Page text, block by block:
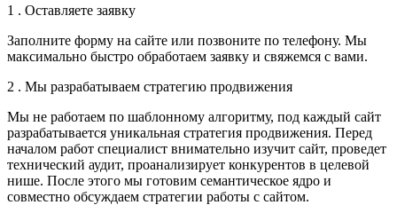
1 . Оставляете заявку
Заполните форму на сайте или позвоните по телефону. Мы
максимально быстро обработаем заявку и свяжемся с вами.
2 . Мы разрабатываем стратегию продвижения
Мы не работаем по шаблонному алгоритму, под каждый сайт
разрабатывается уникальная стратегия продвижения. Перед
началом работ специалист внимательно изучит сайт, проведет
технический аудит, проанализирует конкурентов в целевой
нише. После этого мы готовим семантическое ядро и
совместно обсуждаем стратегии работы с сайтом.